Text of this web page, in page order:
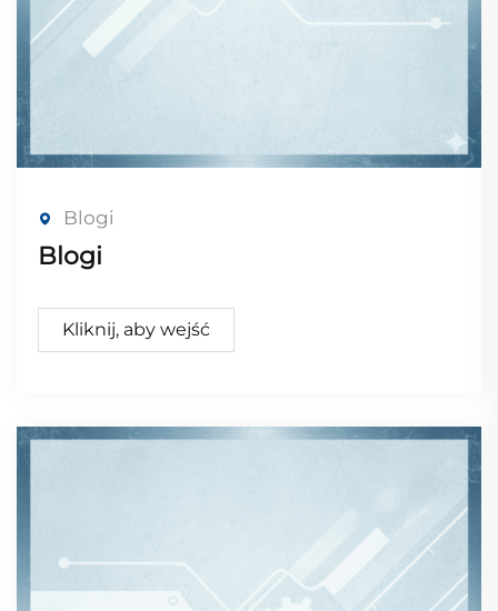
Blogi
Blogi
Kliknij, aby wejść